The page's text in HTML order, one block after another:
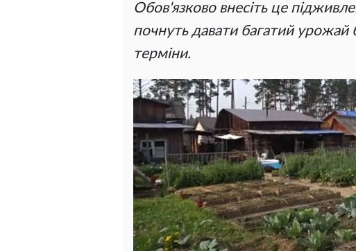
Обов'язково внесіть це
почнуть давати багатий урожай
терміни.